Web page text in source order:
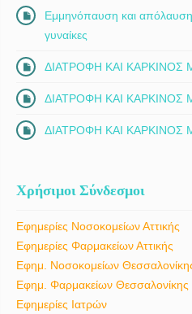
Εμμηνόπαυση και απόλαυση
γυναίκες
ΔΙΑΤΡΟΦΗ ΚΑΙ ΚΑΡΚΙΝΟΣ
ΔΙΑΤΡΟΦΗ ΚΑΙ ΚΑΡΚΙΝΟΣ
ΔΙΑΤΡΟΦΗ ΚΑΙ ΚΑΡΚΙΝΟΣ
Χρήσιμοι Σύνδεσμοι
Εφημερίες Νοσοκομείων Αττικής
Εφημερίες Φαρμακείων Αττικής
Εφημ. Νοσοκομείων
Εφημ. Φαρμακείων Θεσσαλονίκης
Εφημερίες Ιατρών